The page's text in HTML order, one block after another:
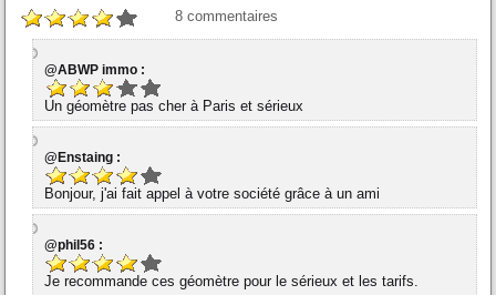
8 commentaires
@ABWP immo :
Un géomètre pas cher à Paris et sérieux
@Enstaing :
Bonjour, j'ai fait appel à votre société grâce à un ami
@phil56 :
Je recommande ces géomètre pour le sérieux et les tarifs.